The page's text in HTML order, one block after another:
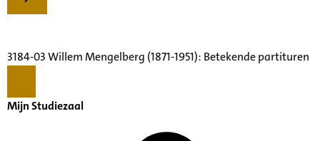
3184-03 Willem Mengelberg (1871-1951): Betekende partituren
Mijn Studiezaal